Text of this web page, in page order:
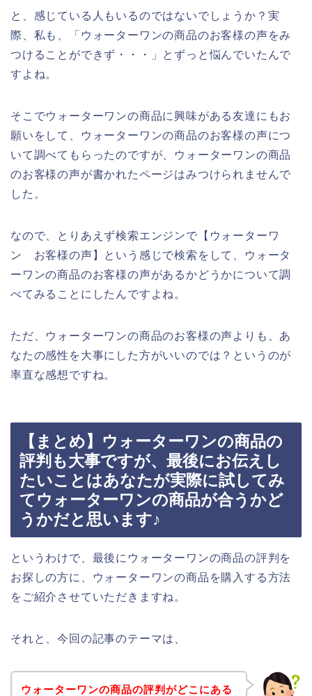
と、感じている人もいるのではないでしょうか？実
際、私も、「ウォーターワンの商品のお客様の声をみ
つけることができず・・・」とずっと悩んでいたんで
すよね。
そこでウォーターワンの商品に興味がある友達にもお
願いをして、ウォーターワンの商品のお客様の声につ
いて調べてもらったのですが、ウォーターワンの商品
のお客様の声が書かれたページはみつけられませんで
した。
なので、とりあえず検索エンジンで【ウォーターワ
ン お客様の声】という感じで検索をして、ウォータ
ーワンの商品のお客様の声があるかどうかについて調
べてみることにしたんですよね。
ただ、ウォーターワンの商品のお客様の声よりも、あ
なたの感性を大事にした方がいいのでは？というのが
率直な感想ですね。
【まとめ】ウォーターワンの商品の
評判も大事ですが、最後にお伝えし
たいことはあなたが実際に試してみ
てウォーターワンの商品が合うかど
うかだと思います♪
というわけで、最後にウォーターワンの商品の評判を
お探しの方に、ウォーターワンの商品を購入する方法
をご紹介させていただきますね。
それと、今回の記事のテーマは、
ウォーターワンの商品の評判がどこにある